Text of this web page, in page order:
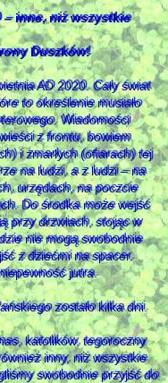
‒ inne, niż wszystkie
Duszków!
AD 2020. Cały świat
to określenie musiało
Wiadomości
z frontu, bowiem
i zmarłych (ofiarach) tej
na ludzi, a z ludzi – na
urzędach, na poczcie
Do środka może wejść
przy drzwiach, stojąc w
nie mogą swobodnie
z dziećmi na spacer.
jutra.
zostało kilka dni.
katolików, tegoroczny
inny, niż wszystkie
swobodnie przyjść do